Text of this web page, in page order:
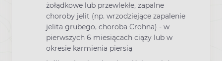
żołądkowe lub przewlekłe, zapalne
choroby jelit (np. wrzodziejące zapalenie
jelita grubego, choroba Crohna) - w
pierwszych 6 miesiącach ciąży lub w
okresie karmienia piersią